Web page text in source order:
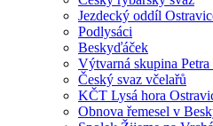
Jezdecký oddíl
Podlysáci
Beskyďáček
Výtvarná skupina Petra
Český svaz včelařů
KČT Lysá hora
Obnova řemesel v